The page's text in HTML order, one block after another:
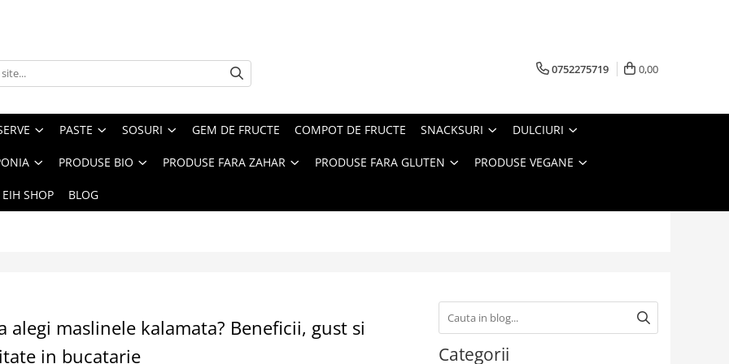
0752275719 0,00
PASTE SOSURI GEM DE FRUCTE COMPOT DE FRUCTE SNACKSURI DULCIURI
PRODUSE BIO PRODUSE FARA ZAHAR PRODUSE FARA GLUTEN PRODUSE VEGANE
SHOP BLOG
alegi maslinele kalamata? Beneficii, gust si
in bucatarie
Categorii